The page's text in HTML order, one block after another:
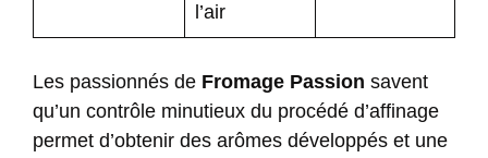
l’air
Les passionnés de Fromage Passion savent
qu’un contrôle minutieux du procédé d’affinage
permet d’obtenir des arômes développés et une